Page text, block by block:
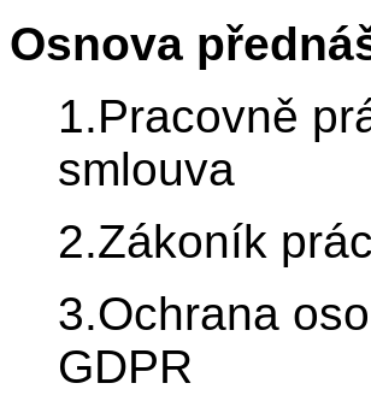
Osnova
1.Pracovně
smlouva
2.Zákoník
3.Ochrana
GDPR